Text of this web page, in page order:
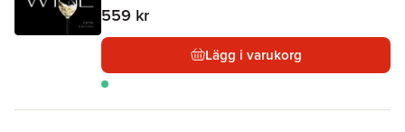
559 kr
Lägg i varukorg